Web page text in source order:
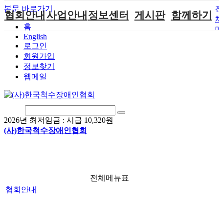
본문 바로가기
홈
English
로그인
회원가입
정보찾기
웹메일
2026년 최저임금 : 시급 10,320원
(사)한국척수장애인협회
협회안내
인사말
연혁
비전
조직도
척수장애란?
찾아오시는길
사업안내
단체지원사업
척수장애인재
활지원센터
척수장애인직
문화예술위원
회
정보센터 게시판 함께하기
전체메뉴표
협회안내